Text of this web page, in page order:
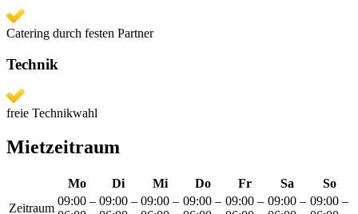
Catering durch festen Partner
Technik
freie Technikwahl
Mietzeitraum
Mo Di Mi Do Fr Sa
So
Zeitraum
09:00 – 09:00 – 09:00 – 09:00 – 09:00 – 09:00 – 09:00 –